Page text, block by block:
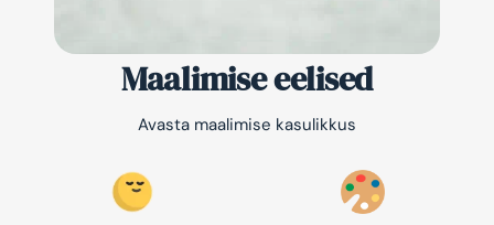
Maalimise eelised
Avasta maalimise kasulikkus